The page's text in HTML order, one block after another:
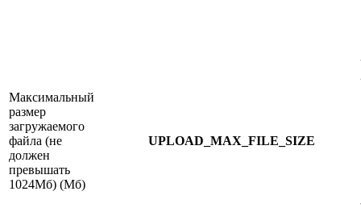
Максимальный
размер
загружаемого
файла (не
должен
превышать
1024Mб) (Мб)
UPLOAD_MAX_FILE_SIZE